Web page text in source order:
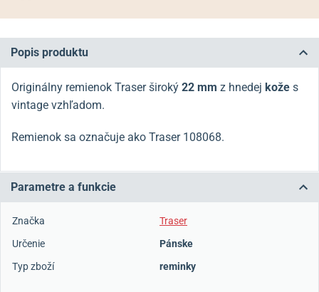
Popis produktu
Originálny remienok Traser široký 22 mm z hnedej kože s
vintage vzhľadom.
Remienok sa označuje ako Traser 108068.
Parametre a funkcie
Značka
Traser
Určenie
Pánske
Typ zboží
reminky